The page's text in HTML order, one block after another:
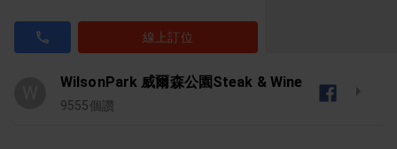
線上訂位
WilsonPark 威爾森公園Steak & Wine
9555個讚